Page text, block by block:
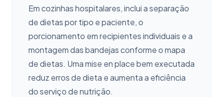
Em cozinhas hospitalares, inclui a separação
de dietas por tipo e paciente, o
porcionamento em recipientes individuais e a
montagem das bandejas conforme o mapa
de dietas. Uma mise en place bem executada
reduz erros de dieta e aumenta a eficiência
do serviço de nutrição.